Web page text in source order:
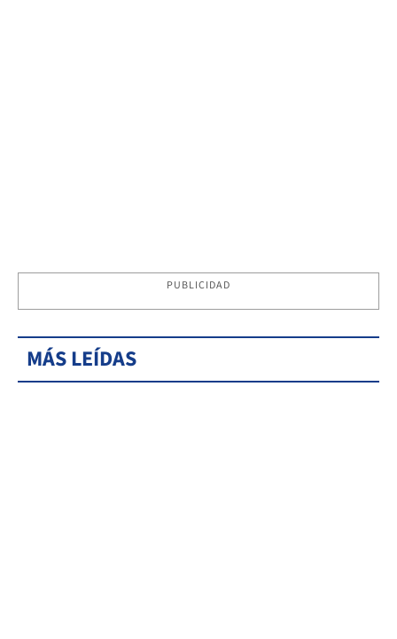
PUBLICIDAD
MÁS LEÍDAS